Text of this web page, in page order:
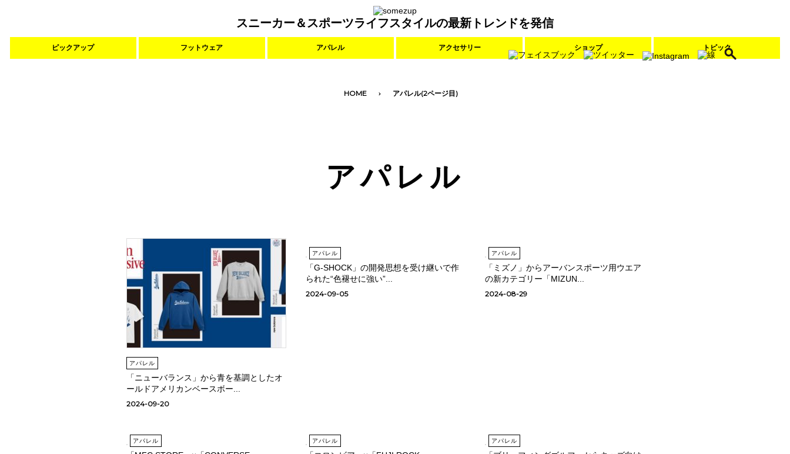
スニーカー＆スポーツライフスタイルの最新トレンドを発信
ピックアップ フットウェア アパレル アクセサリー ショップ トピック
HOME アパレル(2ページ目)
アパレル
アパレル
「ニューバランス」から青を基調としたオ
ールドアメリカンベースボー...
2024-09-20
アパレル
「G-SHOCK」の開発思想を受け継いで作
られた“色褪せに強い”...
2024-09-05
アパレル
「ミズノ」からアーバンスポーツ用ウエア
の新カテゴリー「MIZUN...
2024-08-29
アパレル アパレル アパレル